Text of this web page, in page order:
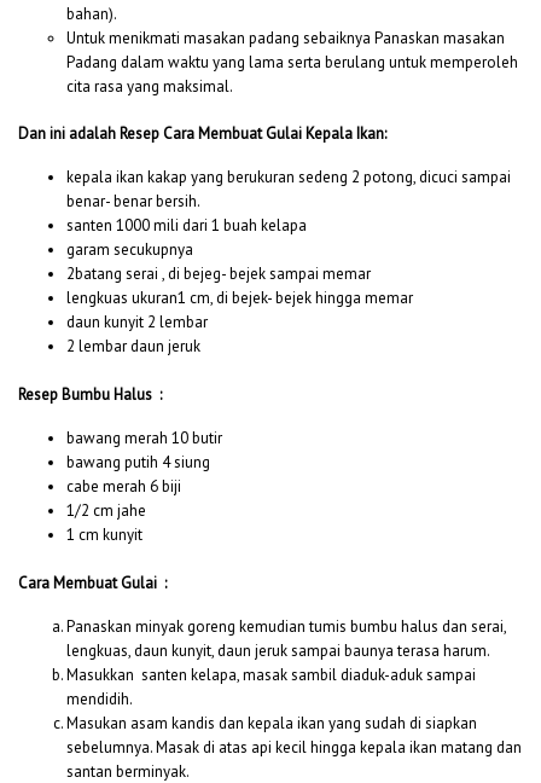
bahan).
Untuk menikmati masakan padang sebaiknya Panaskan masakan
Padang dalam waktu yang lama serta berulang untuk memperoleh
cita rasa yang maksimal.
Dan ini adalah Resep Cara Membuat Gulai Kepala Ikan:
kepala ikan kakap yang berukuran sedeng 2 potong, dicuci sampai
benar- benar bersih.
santen 1000 mili dari 1 buah kelapa
garam secukupnya
2batang serai , di bejeg- bejek sampai memar
lengkuas ukuran1 cm, di bejek- bejek hingga memar
daun kunyit 2 lembar
2 lembar daun jeruk
Resep Bumbu Halus :
bawang merah 10 butir
bawang putih 4 siung
cabe merah 6 biji
1/2 cm jahe
1 cm kunyit
Cara Membuat Gulai :
Panaskan minyak goreng kemudian tumis bumbu halus dan serai,
lengkuas, daun kunyit, daun jeruk sampai baunya terasa harum.
Masukkan santen kelapa, masak sambil diaduk-aduk sampai
mendidih.
Masukan asam kandis dan kepala ikan yang sudah di siapkan
sebelumnya. Masak di atas api kecil hingga kepala ikan matang dan
santan berminyak.